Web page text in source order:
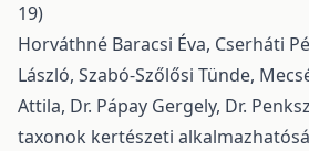
19)
Horváthné Baracsi Éva, Cserháti
László, Szabó-Szőlősi Tünde,
Attila, Dr. Pápay Gergely, Dr.
taxonok kertészeti